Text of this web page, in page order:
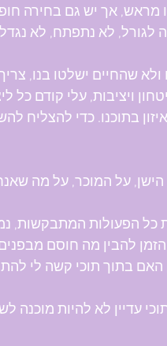
מראש, אך יש גם בחירה
לא נתפתח, לא
שהחיים ישלטו בנו,
ויציבות, עלי קודם כל
בתוכנו. כדי להצליח
על המוכר, על מה
כל הפעולות המתבקשות,
להבין מה חוסם
בתוך תוכי קשה לי
עדיין לא להיות מוכנה